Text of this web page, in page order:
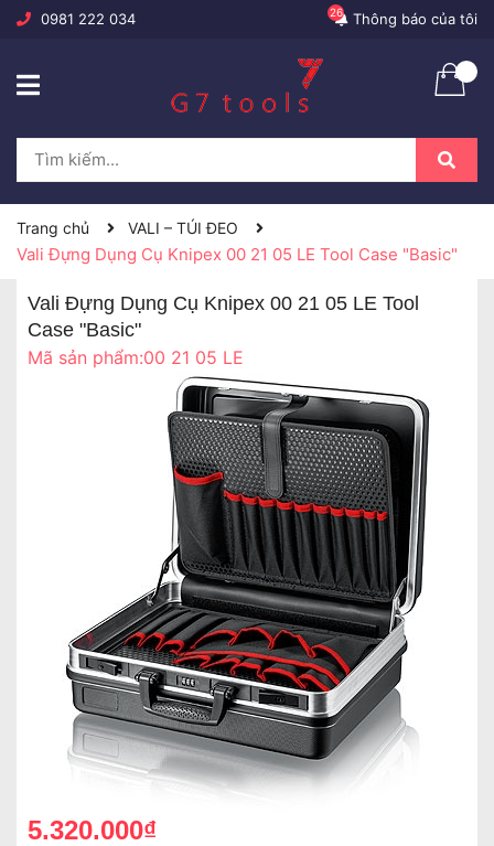
0981 222 034 Thông báo của tôi
26
Trang chủ VALI – TÚI ĐEO
Vali Đựng Dụng Cụ Knipex 00 21 05 LE Tool Case "Basic"
Vali Đựng Dụng Cụ Knipex 00 21 05 LE Tool
Case "Basic"
Mã sản phẩm:00 21 05 LE
5.320.000₫